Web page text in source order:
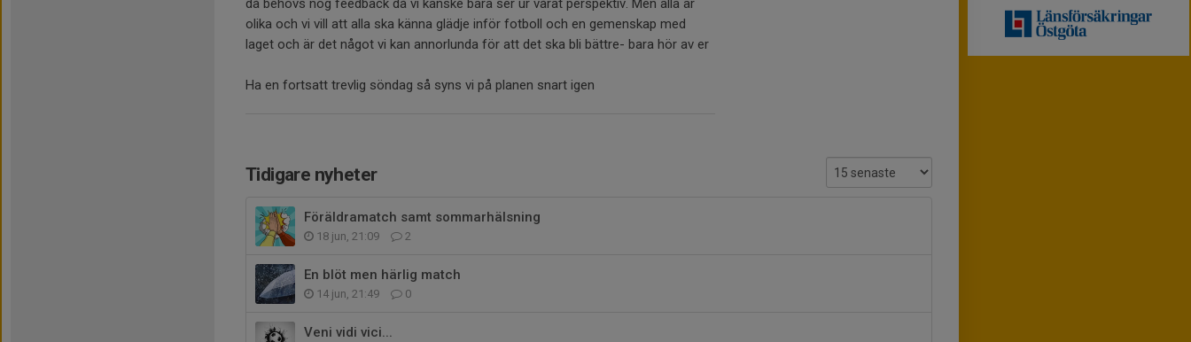
då behövs nog feedback då vi kanske bara ser ur vårat perspektiv. Men alla är
olika och vi vill att alla ska känna glädje inför fotboll och en gemenskap med
laget och är det något vi kan annorlunda för att det ska bli bättre- bara hör av er
Ha en fortsatt trevlig söndag så syns vi på planen snart igen
Tidigare nyheter
Föräldramatch samt sommarhälsning
18 jun, 21:09 2
En blöt men härlig match
14 jun, 21:49 0
Veni vidi vici...